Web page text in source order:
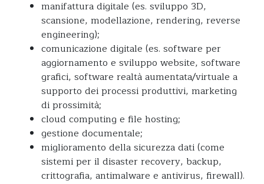
manifattura digitale (es. sviluppo 3D,
scansione, modellazione, rendering, reverse
engineering);
comunicazione digitale (es. software per
aggiornamento e sviluppo website, software
grafici, software realtà aumentata/virtuale a
supporto dei processi produttivi, marketing
di prossimità;
cloud computing e file hosting;
gestione documentale;
miglioramento della sicurezza dati (come
sistemi per il disaster recovery, backup,
crittografia, antimalware e antivirus, firewall).